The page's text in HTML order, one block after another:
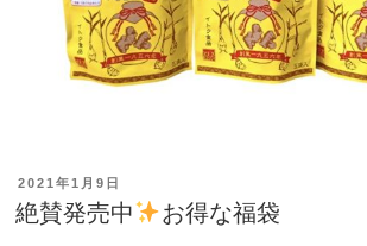
投
稿
日:
2021年1月9日
絶賛発売中 お得な福袋